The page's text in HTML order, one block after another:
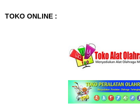
TOKO ONLINE :